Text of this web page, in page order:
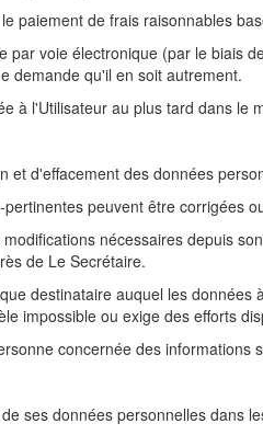
paiement de frais raisonnables
par voie électronique (par le biais
demande qu'il en soit autrement.
à l'Utilisateur au plus tard dans le
et d'effacement des données
peuvent être corrigées
nécessaires depuis
de Le Secrétaire.
destinataire auquel les
impossible ou exige des efforts
concernée des informations
ses données personnelles dans